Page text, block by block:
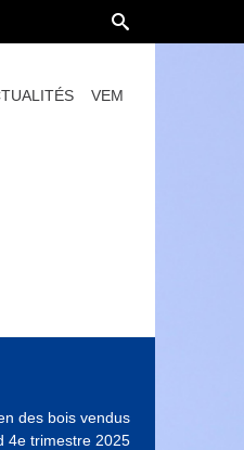
VEM
des bois vendus
4e trimestre 2025